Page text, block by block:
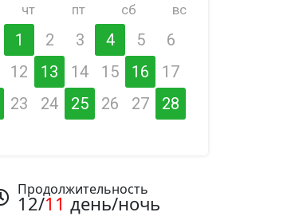
чт пт сб вс
1 2 3 4 5
6
12 13 14 15 16
17
23 24 25 26 27
28
Продолжительность
12/11 день/ночь